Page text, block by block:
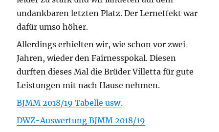
undankbaren letzten Platz. Der Lerneffekt war
dafür umso höher.
Allerdings erhielten wir, wie schon vor zwei
Jahren, wieder den Fairnesspokal. Diesen
durften dieses Mal die Brüder Villetta für gute
Leistungen mit nach Hause nehmen.
BJMM 2018/19 Tabelle usw.
DWZ-Auswertung BJMM 2018/19